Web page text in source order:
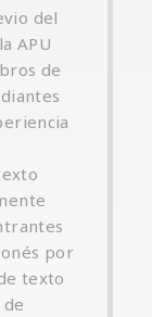
del
APU
de
por
texto